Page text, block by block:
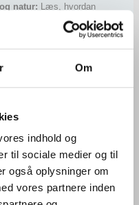
Om
indhold og
til sociale medier og til
også oplysninger om
vores partnere inden
natur: Læs, hvordan
mellem by og
om naturstens relevans.
e-bogen, der giver dig et
i dine